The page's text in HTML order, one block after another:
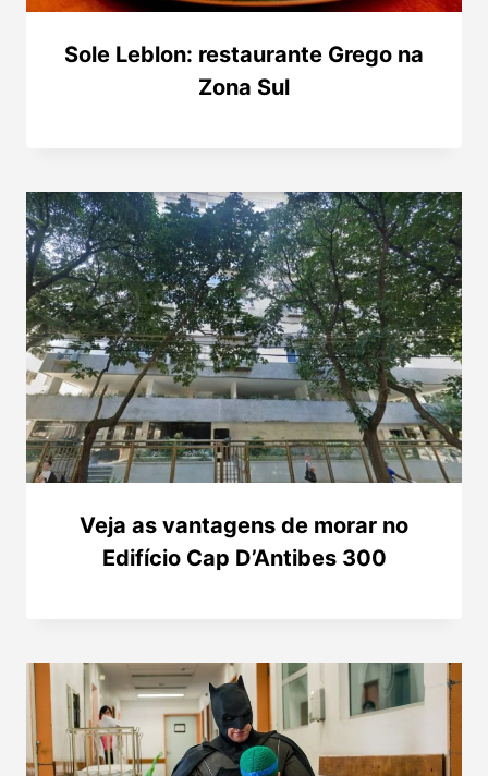
Sole Leblon: restaurante Grego na
Zona Sul
Veja as vantagens de morar no
Edifício Cap D’Antibes 300